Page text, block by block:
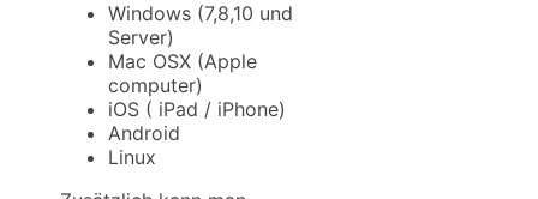
Windows (7,8,10 und
Server)
Mac OSX (Apple
computer)
iOS ( iPad / iPhone)
Android
Linux